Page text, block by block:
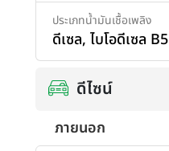
ประเภทน้ำมันเชื้อเพลิง
ดีเซล, ไบโอดีเซล B5
ดีไซน์
ภายนอก